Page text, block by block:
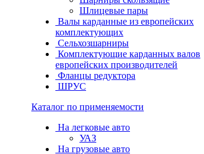
Шлицевые пары
Валы карданные из европейских
комплектующих
Сельхозшарниры
Комплектующие карданных валов
европейских производителей
Фланцы редуктора
ШРУС
Каталог по применяемости
На легковые авто
УАЗ
На грузовые авто